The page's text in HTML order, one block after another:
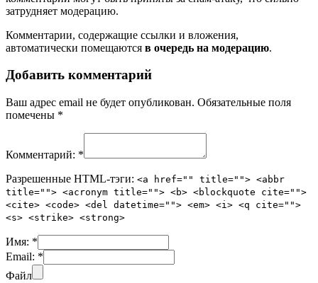
затрудняет модерацию.
Комментарии, содержащие ссылки и вложения,
автоматически помещаются в очередь на модерацию.
Добавить комментарий
Ваш адрес email не будет опубликован. Обязательные поля
помечены *
Комментарий: *
Разрешенные HTML-тэги: <a href="" title=""> <abbr
title=""> <acronym title=""> <b> <blockquote cite="">
<cite> <code> <del datetime=""> <em> <i> <q cite="">
<s> <strike> <strong>
Имя: *
Email: *
Файл